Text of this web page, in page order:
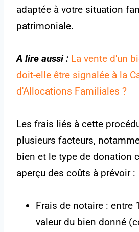
adaptée à votre situation
patrimoniale.
A lire aussi : La vente d'un
doit-elle être signalée à la
d'Allocations Familiales ?
Les frais liés à cette
plusieurs facteurs,
bien et le type de donation
aperçu des coûts à prévoir :
Frais de notaire : entre
valeur du bien donné